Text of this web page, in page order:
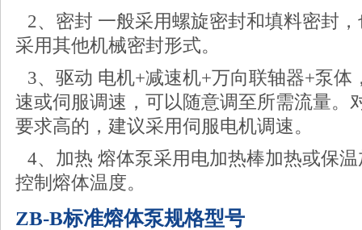
2、密封 一般采用螺旋密封和填料密封
采用其他机械密封形式。
3、驱动 电机+减速机+万向联轴器+泵体
速或伺服调速，可以随意调至所需流量。
要求高的，建议采用伺服电机调速。
4、加热 熔体泵采用电加热棒加热或保
控制熔体温度。
ZB-B标准熔体泵规格型号